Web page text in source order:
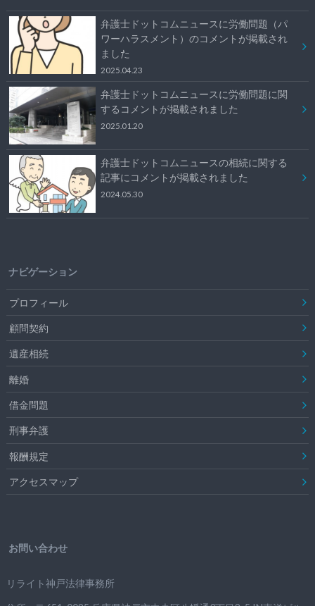
弁護士ドットコムニュースに労働問題（パ
ワーハラスメント）のコメントが掲載され
ました
2025.04.23
弁護士ドットコムニュースに労働問題に関
するコメントが掲載されました
2025.01.20
弁護士ドットコムニュースの相続に関する
記事にコメントが掲載されました
2024.05.30
ナビゲーション
プロフィール
顧問契約
遺産相続
離婚
借金問題
刑事弁護
報酬規定
アクセスマップ
お問い合わせ
リライト神戸法律事務所